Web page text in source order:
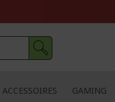
ACCESSOIRES GAMING